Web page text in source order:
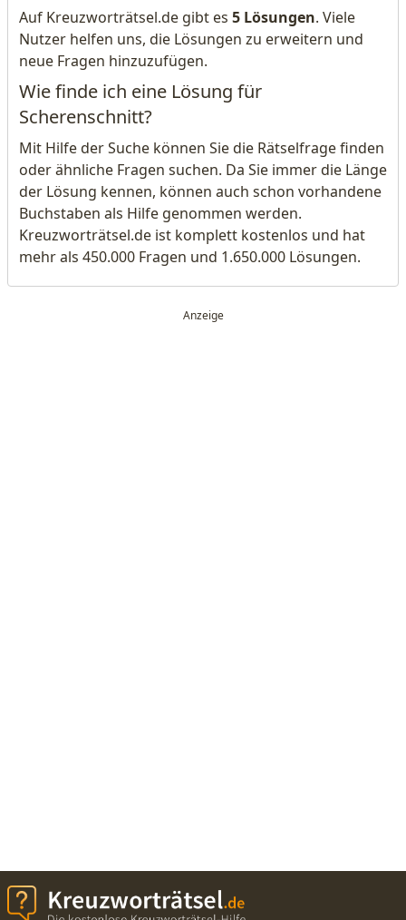
Auf Kreuzworträtsel.de gibt es 5 Lösungen. Viele
Nutzer helfen uns, die Lösungen zu erweitern und
neue Fragen hinzuzufügen.
Wie finde ich eine Lösung für
Scherenschnitt?
Mit Hilfe der Suche können Sie die Rätselfrage finden
oder ähnliche Fragen suchen. Da Sie immer die Länge
der Lösung kennen, können auch schon vorhandene
Buchstaben als Hilfe genommen werden.
Kreuzworträtsel.de ist komplett kostenlos und hat
mehr als 450.000 Fragen und 1.650.000 Lösungen.